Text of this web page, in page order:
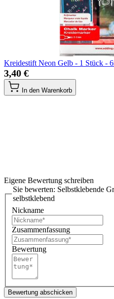
Kreidestift Neon Gelb - 1 Stück -
3,40 €
In den Warenkorb
Eigene Bewertung schreiben
Sie bewerten: Selbstklebende
selbstklebend
Nickname
Zusammenfassung
Bewertung
Bewertung abschicken